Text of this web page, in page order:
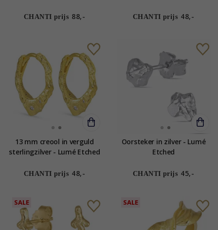
CHANTI prijs 88,- CHANTI prijs 48,-
13 mm creool in verguld
sterlingzilver - Lumé Etched
CHANTI prijs 48,-
Oorsteker in zilver - Lumé
Etched
CHANTI prijs 45,-
SALE SALE